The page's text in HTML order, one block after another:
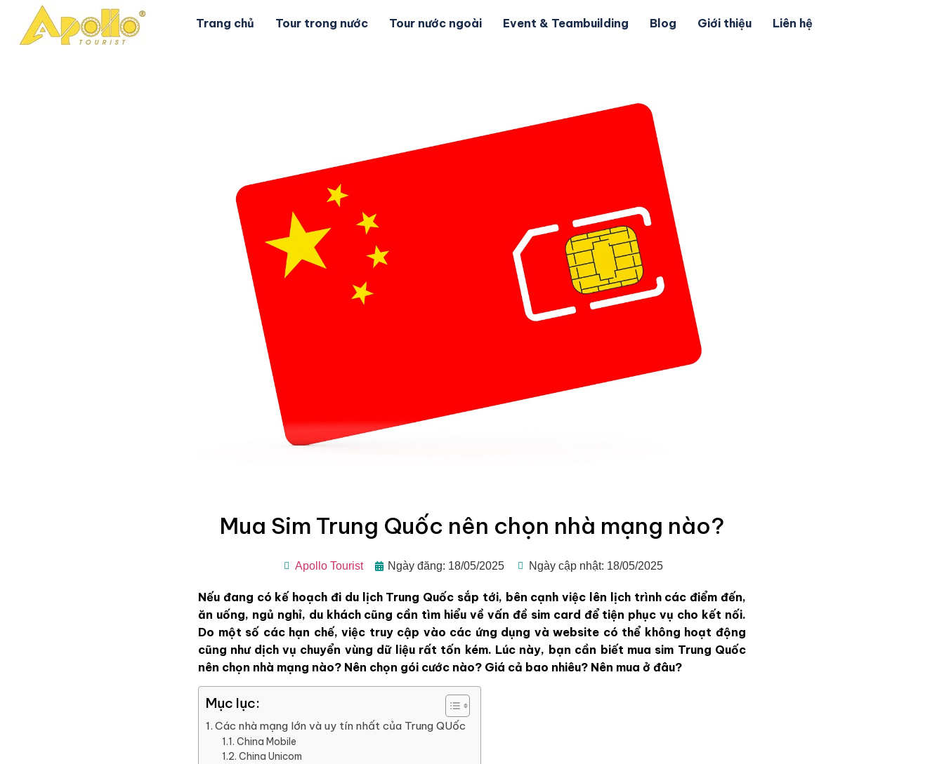
Trang chủ Tour trong nước Tour nước ngoài Event & Teambuilding Blog Giới thiệu Liên hệ
Mua Sim Trung Quốc nên chọn nhà mạng nào?
Apollo Tourist Ngày đăng: 18/05/2025 Ngày cập nhật: 18/05/2025
Nếu đang có kế hoạch đi du lịch Trung Quốc sắp tới, bên cạnh việc lên lịch trình các điểm đến,
ăn uống, ngủ nghỉ, du khách cũng cần tìm hiểu về vấn đề sim card để tiện phục vụ cho kết nối.
Do một số các hạn chế, việc truy cập vào các ứng dụng và website có thể không hoạt động
cũng như dịch vụ chuyển vùng dữ liệu rất tốn kém. Lúc này, bạn cần biết mua sim Trung Quốc
nên chọn nhà mạng nào? Nên chọn gói cước nào? Giá cả bao nhiêu? Nên mua ở đâu?
Mục lục:
Các nhà mạng lớn và uy tín nhất của Trung QUốc
China Mobile
China Unicom